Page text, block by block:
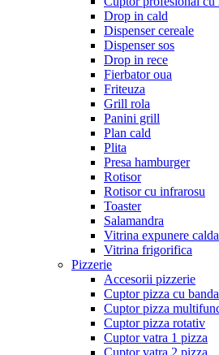
Drop in cald
Dispenser cereale
Dispenser sos
Drop in rece
Fierbator oua
Friteuza
Grill rola
Panini grill
Plan cald
Plita
Presa hamburger
Rotisor
Rotisor cu infrarosu
Toaster
Salamandra
Vitrina expunere calda
Vitrina frigorifica
Pizzerie
Accesorii pizzerie
Cuptor pizza cu banda
Cuptor pizza
Cuptor pizza rotativ
Cuptor vatra 1 pizza
Cuptor vatra 2 pizza